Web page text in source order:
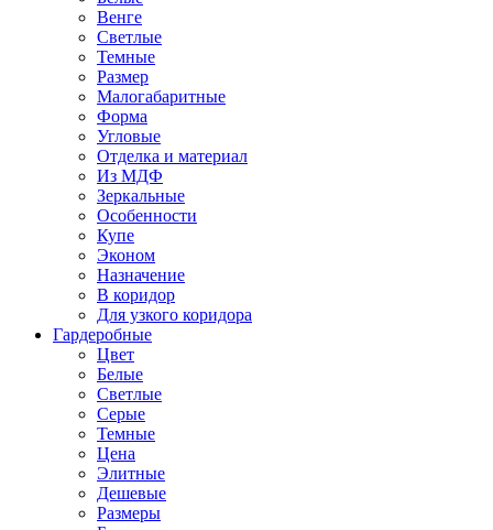
Венге
Светлые
Темные
Размер
Малогабаритные
Форма
Угловые
Отделка и материал
Из МДФ
Зеркальные
Особенности
Купе
Эконом
Назначение
В коридор
Для узкого коридора
Гардеробные
Цвет
Белые
Светлые
Серые
Темные
Цена
Элитные
Дешевые
Размеры